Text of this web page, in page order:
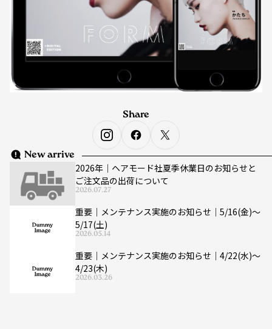
New arrive
2026年｜ヘアモード社夏季休業日のお知らせと
ご注文品の出荷について
2026.07.27
重要｜メンテナンス実施のお知らせ｜5/16(金)〜
5/17(土)
2026.05.14
重要｜メンテナンス実施のお知らせ｜4/22(水)〜
4/23(木)
2026.03.26
Share